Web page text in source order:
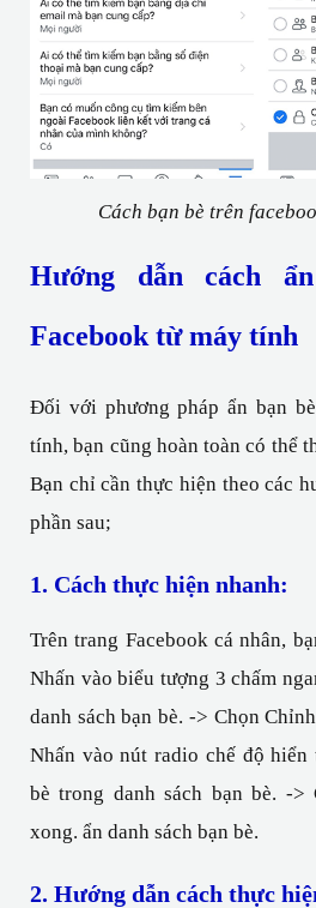
Cách bạn bè trên
Hướng dẫn cách
Facebook từ máy tính
Đối với phương pháp ẩn bạn
tính, bạn cũng hoàn toàn có thể
Bạn chỉ cần thực hiện theo các
phần sau;
1. Cách thực hiện nhanh:
Trên trang Facebook cá nhân,
Nhấn vào biểu tượng 3 chấm
danh sách bạn bè. -> Chọn
Nhấn vào nút radio chế độ hiển
bè trong danh sách bạn bè. -
xong. ẩn danh sách bạn bè.
2. Hướng dẫn cách thực